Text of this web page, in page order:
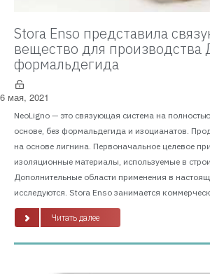
Stora Enso представила
вещество для производства
формальдегида
6 мая, 2021
NeoLigno — это связующая система на
основе, без формальдегида и изоцианатов.
на основе лигнина. Первоначальное целевое
изоляционные материалы, используемые в
Дополнительные области применения в
исследуются. Stora Enso занимается
Читать далее